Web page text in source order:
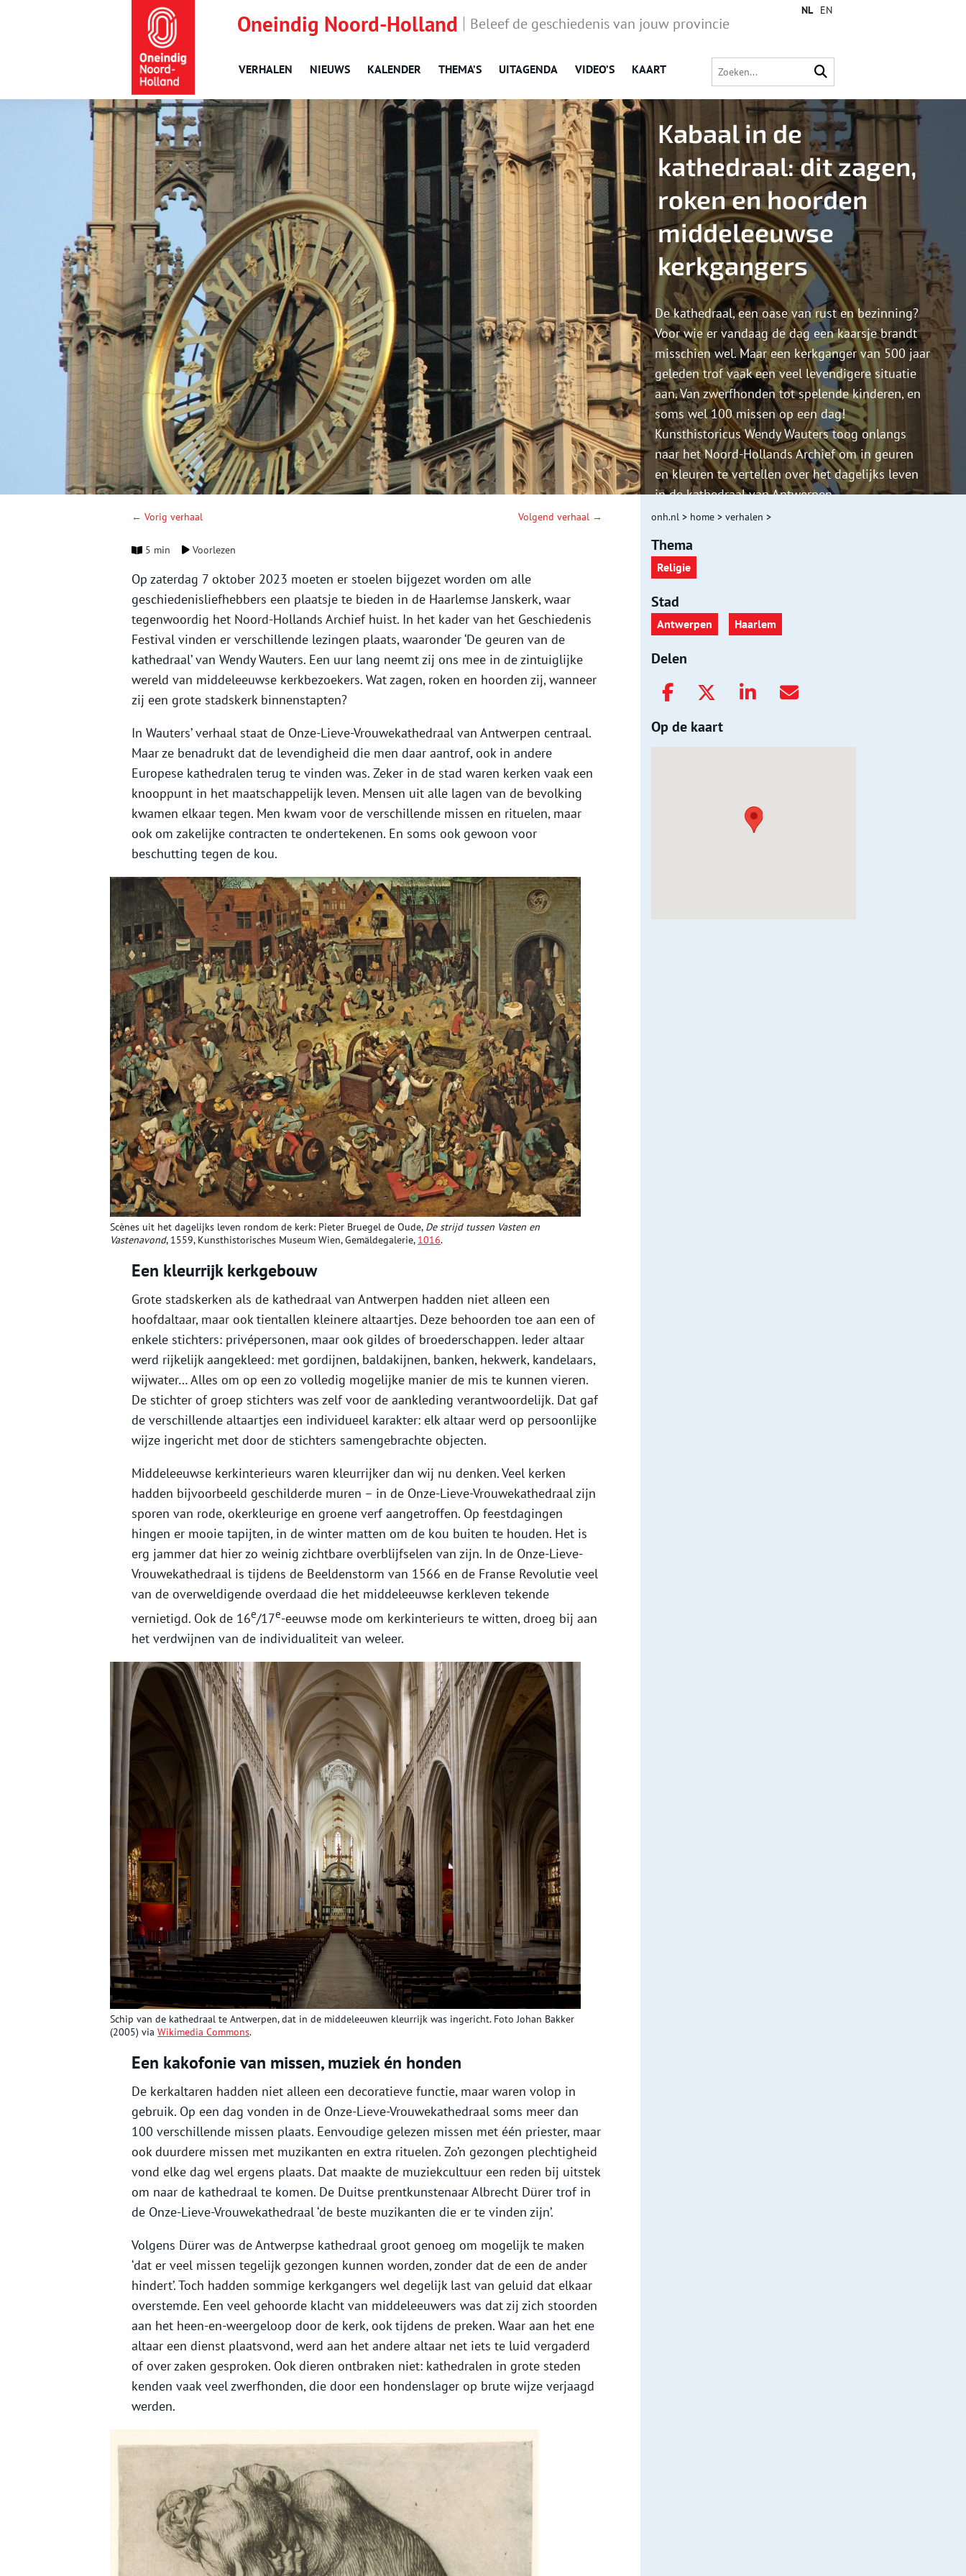
Oneindig Noord-Holland Beleef de geschiedenis van jouw provincie
VERHALEN NIEUWS KALENDER THEMA’S UITAGENDA VIDEO’S KAART
NL EN
Kabaal in de
kathedraal: dit zagen,
roken en hoorden
middeleeuwse
kerkgangers
De kathedraal, een oase van rust en bezinning?
Voor wie er vandaag de dag een kaarsje brandt
misschien wel. Maar een kerkganger van 500 jaar
geleden trof vaak een veel levendigere situatie
aan. Van zwerfhonden tot spelende kinderen, en
soms wel 100 missen op een dag!
Kunsthistoricus Wendy Wauters toog onlangs
naar het Noord-Hollands Archief om in geuren
en kleuren te vertellen over het dagelijks leven
in de kathedraal van Antwerpen.
← Vorig verhaal Volgend verhaal →
5 min Voorlezen
Op zaterdag 7 oktober 2023 moeten er stoelen bijgezet worden om alle
geschiedenisliefhebbers een plaatsje te bieden in de Haarlemse Janskerk, waar
tegenwoordig het Noord-Hollands Archief huist. In het kader van het Geschiedenis
Festival vinden er verschillende lezingen plaats, waaronder ‘De geuren van de
kathedraal’ van Wendy Wauters. Een uur lang neemt zij ons mee in de zintuiglijke
wereld van middeleeuwse kerkbezoekers. Wat zagen, roken en hoorden zij, wanneer
zij een grote stadskerk binnenstapten?
In Wauters’ verhaal staat de Onze-Lieve-Vrouwekathedraal van Antwerpen centraal.
Maar ze benadrukt dat de levendigheid die men daar aantrof, ook in andere
Europese kathedralen terug te vinden was. Zeker in de stad waren kerken vaak een
knooppunt in het maatschappelijk leven. Mensen uit alle lagen van de bevolking
kwamen elkaar tegen. Men kwam voor de verschillende missen en rituelen, maar
ook om zakelijke contracten te ondertekenen. En soms ook gewoon voor
beschutting tegen de kou.
Scènes uit het dagelijks leven rondom de kerk: Pieter Bruegel de Oude, De strijd tussen Vasten en
Vastenavond, 1559, Kunsthistorisches Museum Wien, Gemäldegalerie, 1016.
Een kleurrijk kerkgebouw
Grote stadskerken als de kathedraal van Antwerpen hadden niet alleen een
hoofdaltaar, maar ook tientallen kleinere altaartjes. Deze behoorden toe aan een of
enkele stichters: privépersonen, maar ook gildes of broederschappen. Ieder altaar
werd rijkelijk aangekleed: met gordijnen, baldakijnen, banken, hekwerk, kandelaars,
wijwater… Alles om op een zo volledig mogelijke manier de mis te kunnen vieren.
De stichter of groep stichters was zelf voor de aankleding verantwoordelijk. Dat gaf
de verschillende altaartjes een individueel karakter: elk altaar werd op persoonlijke
wijze ingericht met door de stichters samengebrachte objecten.
Middeleeuwse kerkinterieurs waren kleurrijker dan wij nu denken. Veel kerken
hadden bijvoorbeeld geschilderde muren – in de Onze-Lieve-Vrouwekathedraal zijn
sporen van rode, okerkleurige en groene verf aangetroffen. Op feestdagingen
hingen er mooie tapijten, in de winter matten om de kou buiten te houden. Het is
erg jammer dat hier zo weinig zichtbare overblijfselen van zijn. In de Onze-Lieve-
Vrouwekathedraal is tijdens de Beeldenstorm van 1566 en de Franse Revolutie veel
van de overweldigende overdaad die het middeleeuwse kerkleven tekende
vernietigd. Ook de 16e/17e-eeuwse mode om kerkinterieurs te witten, droeg bij aan
het verdwijnen van de individualiteit van weleer.
Schip van de kathedraal te Antwerpen, dat in de middeleeuwen kleurrijk was ingericht. Foto Johan Bakker
(2005) via Wikimedia Commons.
Een kakofonie van missen, muziek én honden
De kerkaltaren hadden niet alleen een decoratieve functie, maar waren volop in
gebruik. Op een dag vonden in de Onze-Lieve-Vrouwekathedraal soms meer dan
100 verschillende missen plaats. Eenvoudige gelezen missen met één priester, maar
ook duurdere missen met muzikanten en extra rituelen. Zo’n gezongen plechtigheid
vond elke dag wel ergens plaats. Dat maakte de muziekcultuur een reden bij uitstek
om naar de kathedraal te komen. De Duitse prentkunstenaar Albrecht Dürer trof in
de Onze-Lieve-Vrouwekathedraal ‘de beste muzikanten die er te vinden zijn’.
Volgens Dürer was de Antwerpse kathedraal groot genoeg om mogelijk te maken
‘dat er veel missen tegelijk gezongen kunnen worden, zonder dat de een de ander
hindert’. Toch hadden sommige kerkgangers wel degelijk last van geluid dat elkaar
overstemde. Een veel gehoorde klacht van middeleeuwers was dat zij zich stoorden
aan het heen-en-weergeloop door de kerk, ook tijdens de preken. Waar aan het ene
altaar een dienst plaatsvond, werd aan het andere altaar net iets te luid vergaderd
of over zaken gesproken. Ook dieren ontbraken niet: kathedralen in grote steden
kenden vaak veel zwerfhonden, die door een hondenslager op brute wijze verjaagd
werden.
onh.nl > home > verhalen >
Thema
Religie
Stad
Antwerpen Haarlem
Delen
Op de kaart